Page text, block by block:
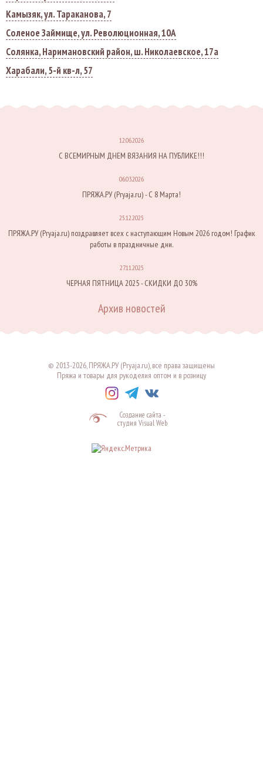
Камызяк, ул. Тараканова, 7
Соленое Займище, ул. Революционная, 10А
Солянка, Наримановский район, ш. Николаевское, 17а
Харабали, 5-й кв-л, 57
12.06.2026
С ВСЕМИРНЫМ ДНЕМ ВЯЗАНИЯ НА ПУБЛИКЕ!!!
06.03.2026
ПРЯЖА.РУ (Pryaja.ru) - С 8 Марта!
25.12.2025
ПРЯЖА.РУ (Pryaja.ru) поздравляет всех с наступающим Новым 2026 годом! График
работы в праздничные дни.
27.11.2025
ЧЕРНАЯ ПЯТНИЦА 2025 - СКИДКИ ДО 30%
Архив новостей
© 2013-2026, ПРЯЖА.РУ (Pryaja.ru), все права защищены
Пряжа и товары для рукоделия оптом и в розницу
Создание сайта -
студия Visual Web